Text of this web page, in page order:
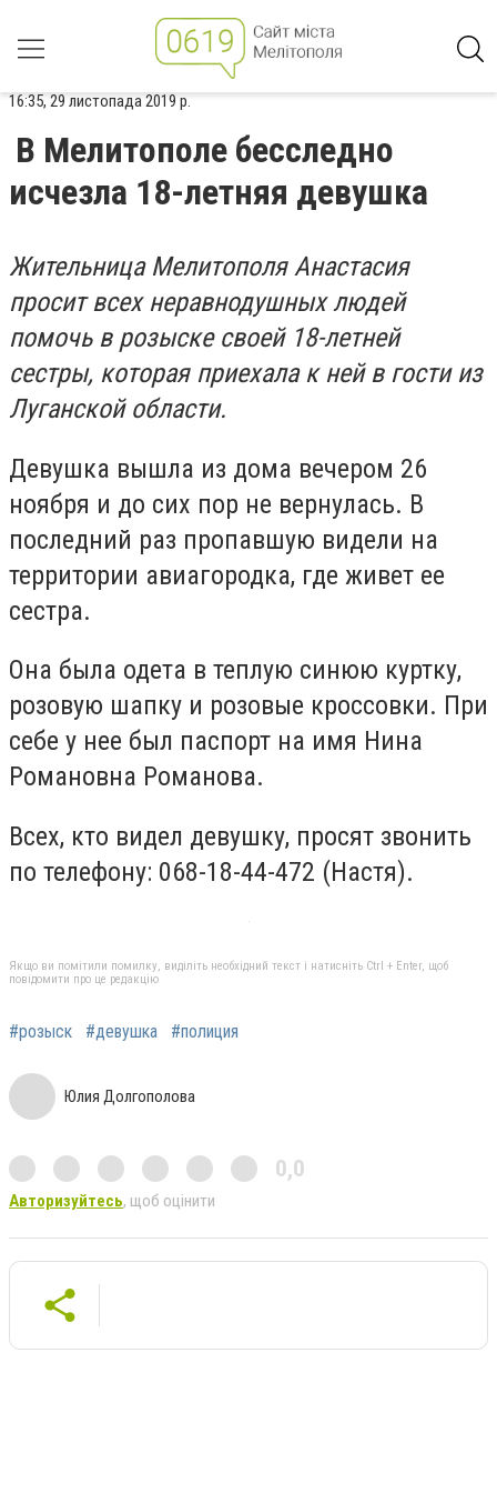
16:35, 29 листопада 2019 р.
В Мелитополе бесследно
исчезла 18-летняя девушка
Жительница Мелитополя Анастасия
просит всех неравнодушных людей
помочь в розыске своей 18-летней
сестры, которая приехала к ней в гости из
Луганской области.
Девушка вышла из дома вечером 26
ноября и до сих пор не вернулась. В
последний раз пропавшую видели на
территории авиагородка, где живет ее
сестра.
Она была одета в теплую синюю куртку,
розовую шапку и розовые кроссовки. При
себе у нее был паспорт на имя Нина
Романовна Романова.
Всех, кто видел девушку, просят звонить
по телефону: 068-18-44-472 (Настя).
Якщо ви помітили помилку, виділіть необхідний текст і натисніть Ctrl + Enter, щоб
повідомити про це редакцію
#розыск #девушка #полиция
Юлия Долгополова
0,0
Авторизуйтесь, щоб оцінити